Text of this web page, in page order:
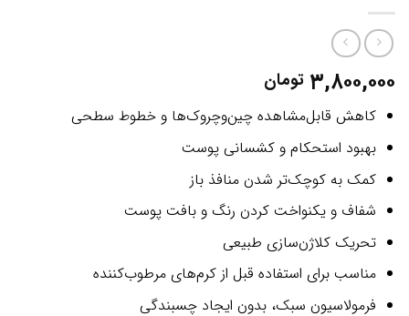
۳,۸۰۰,۰۰۰ تومان
کاهش قابل‌مشاهده چین‌وچروک‌ها و خطوط سطحی
بهبود استحکام و کشسانی پوست
کمک به کوچک‌تر شدن منافذ باز
شفاف و یکنواخت کردن رنگ و بافت پوست
تحریک کلاژن‌سازی طبیعی
مناسب برای استفاده قبل از کرم‌های مرطوب‌کننده
فرمولاسیون سبک، بدون ایجاد چسبندگی